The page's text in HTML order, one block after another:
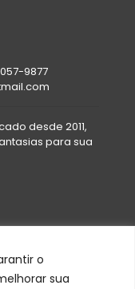
o
sua
9877
desde 2011,
para sua